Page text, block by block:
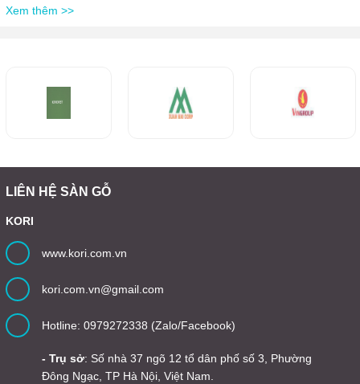
Xem thêm >>
LIÊN HỆ SÀN GỖ
KORI
www.kori.com.vn
kori.com.vn@gmail.com
Hotline: 0979272338 (Zalo/Facebook)
- Trụ sở: Số nhà 37 ngõ 12 tổ dân phố số 3, Phường
Đông Ngạc, TP Hà Nội, Việt Nam.